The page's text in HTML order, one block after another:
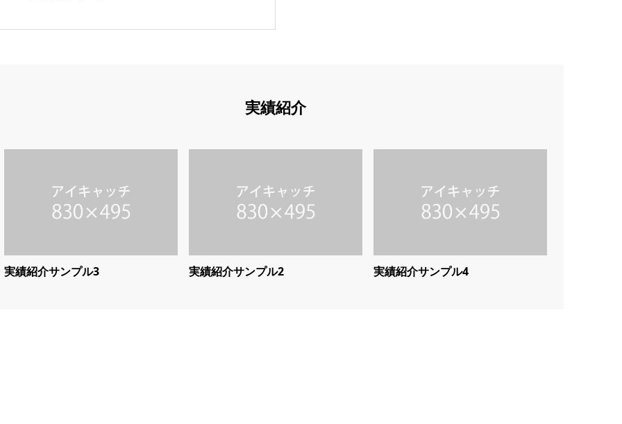
実績紹介
実績紹介サンプル3 実績紹介サンプル2 実績紹介サンプル4